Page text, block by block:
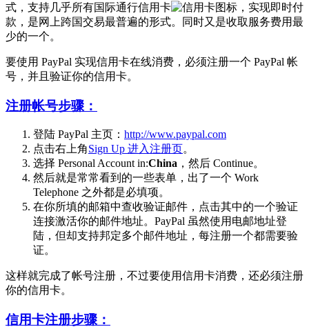
式，支持几乎所有国际通行信用卡
，实现即时付
款，是网上跨国交易最普遍的形式。同时又是收取服务费用最
少的一个。
要使用 PayPal 实现信用卡在线消费，必须注册一个 PayPal 帐
号，并且验证你的信用卡。
注册帐号步骤：
登陆 PayPal 主页： http://www.paypal.com
点击右上角Sign Up 进入注册页。
选择 Personal Account in:China ，然后 Continue。
然后就是常常看到的一些表单，出了一个 Work
Telephone 之外都是必填项。
在你所填的邮箱中查收验证邮件，点击其中的一个验证
连接激活你的邮件地址。PayPal 虽然使用电邮地址登
陆，但却支持邦定多个邮件地址，每注册一个都需要验
证。
这样就完成了帐号注册，不过要使用信用卡消费，还必须注册
你的信用卡。
信用卡注册步骤：